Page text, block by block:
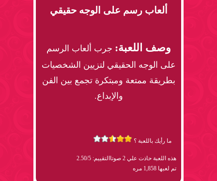
ألعاب رسم على الوجه حقيقي
وصف اللعبة: جرب ألعاب الرسم
على الوجه الحقيقي لتزيين الشخصيات
بطريقة ممتعة ومبتكرة تجمع بين الفن
والإبداع.
ما رأيك باللعبة ؟
هذه اللعبة حاذت علي 2 صوتا
التقييم: 2.50/5
تم لعبها 1,858 مره